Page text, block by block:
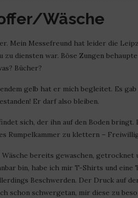
Wäsche
Mein Messefreund hat leider die
diensten war. Böse Zungen
Bücher?
gelb hat er mich begleitet. Es
Er darf also bleiben.
sich, der ihn auf den Boden bringt.
Rumpelkammer zu klettern –
bereits gewaschen, getrocknet
bin, habe ich mir T-Shirts und eine
Beschwerden. Der Druck auf
schon schwergetan, mir diese zu